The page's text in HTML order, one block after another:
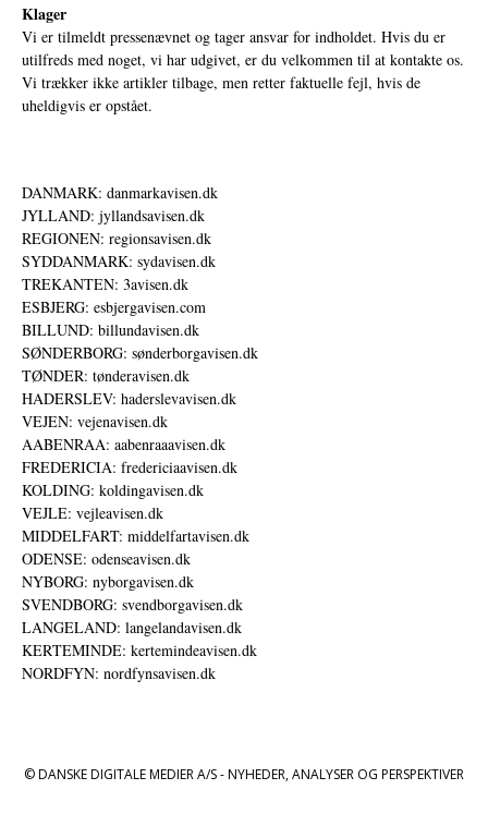
Klager
Vi er tilmeldt pressenævnet og tager ansvar for indholdet. Hvis du er
utilfreds med noget, vi har udgivet, er du velkommen til at kontakte os.
Vi trækker ikke artikler tilbage, men retter faktuelle fejl, hvis de
uheldigvis er opstået.
DANMARK: danmarkavisen.dk
JYLLAND: jyllandsavisen.dk
REGIONEN: regionsavisen.dk
SYDDANMARK: sydavisen.dk
TREKANTEN: 3avisen.dk
ESBJERG: esbjergavisen.com
BILLUND: billundavisen.dk
SØNDERBORG: sønderborgavisen.dk
TØNDER: tønderavisen.dk
HADERSLEV: haderslevavisen.dk
VEJEN: vejenavisen.dk
AABENRAA: aabenraaavisen.dk
FREDERICIA: fredericiaavisen.dk
KOLDING: koldingavisen.dk
VEJLE: vejleavisen.dk
MIDDELFART: middelfartavisen.dk
ODENSE: odenseavisen.dk
NYBORG: nyborgavisen.dk
SVENDBORG: svendborgavisen.dk
LANGELAND: langelandavisen.dk
KERTEMINDE: kertemindeavisen.dk
NORDFYN: nordfynsavisen.dk
© DANSKE DIGITALE MEDIER A/S - NYHEDER, ANALYSER OG PERSPEKTIVER